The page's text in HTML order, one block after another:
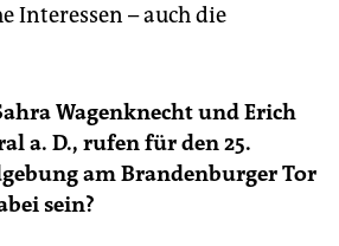
Interessen – auch die
Wagenknecht und Erich
a. D., rufen für den 25.
am Brandenburger Tor
sein?